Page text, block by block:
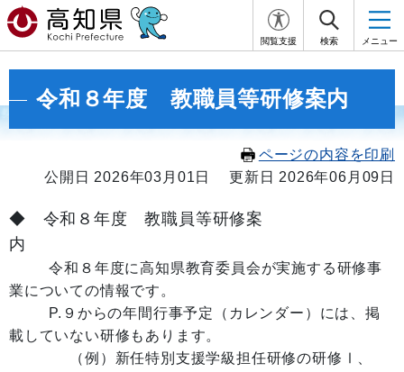
閲覧支援 検索 メニュー
令和８年度 教職員等研修案内
ページの内容を印刷
公開日 2026年03月01日
更新日 2026年06月09日
◆ 令和８年度 教職員等研修案
内
令和８年度に高知県教育委員会が実施する研修事
業についての情報です。
P.９からの年間行事予定（カレンダー）には、掲
載していない研修もあります。
（例）新任特別支援学級担任研修の研修Ⅰ、